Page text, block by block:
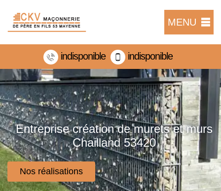
MENU
indisponible indisponible
Entreprise création de murets et murs
Chailland 53420
Nos réalisations